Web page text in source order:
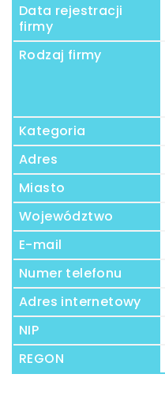
Data rejestracji
firmy
Rodzaj firmy
Kategoria
Adres
Miasto
Województwo
E-mail
Numer telefonu
Adres internetowy
NIP
REGON